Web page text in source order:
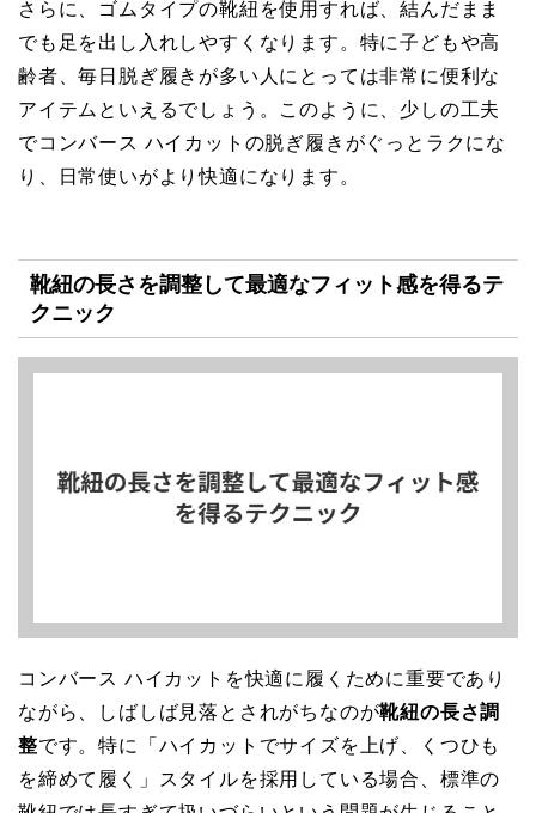
さらに、ゴムタイプの靴紐を使用すれば、結んだまま
でも足を出し入れしやすくなります。特に子どもや高
齢者、毎日脱ぎ履きが多い人にとっては非常に便利な
アイテムといえるでしょう。このように、少しの工夫
でコンバース ハイカットの脱ぎ履きがぐっとラクにな
り、日常使いがより快適になります。
靴紐の長さを調整して最適なフィット感を得るテ
クニック
コンバース ハイカットを快適に履くために重要であり
ながら、しばしば見落とされがちなのが靴紐の長さ調
整です。特に「ハイカットでサイズを上げ、くつひも
を締めて履く」スタイルを採用している場合、標準の